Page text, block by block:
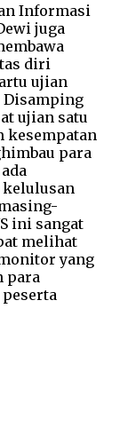
Informasi
juga
diri
ujian
Disamping
ujian satu
kesempatan
para
kelulusan
ini sangat
melihat
yang
para